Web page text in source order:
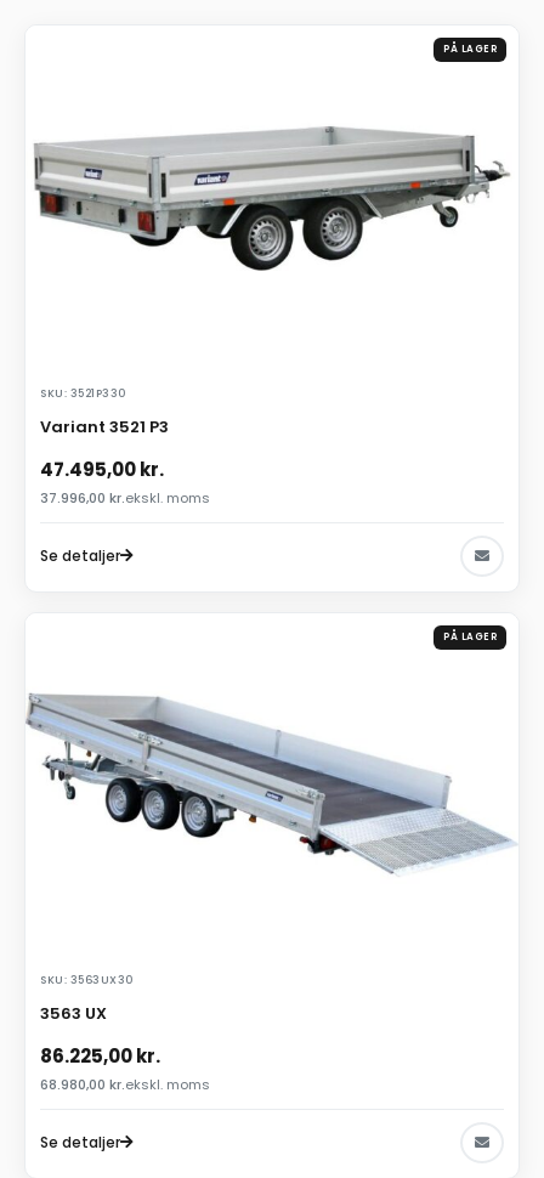
PÅ LAGER
SKU: 3521P330
Variant 3521 P3
47.495,00kr.
37.996,00 kr.ekskl. moms
Se detaljer
PÅ LAGER
SKU: 3563UX30
3563 UX
86.225,00kr.
68.980,00 kr.ekskl. moms
Se detaljer